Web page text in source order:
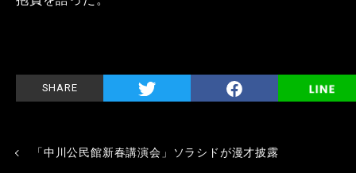
SHARE
「中川公民館新春講演会」ソラシドが漫才披露